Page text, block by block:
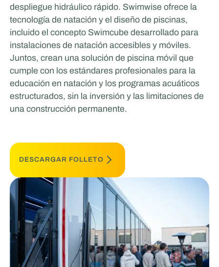
despliegue hidráulico rápido. Swimwise ofrece la
tecnología de natación y el diseño de piscinas,
incluido el concepto Swimcube desarrollado para
instalaciones de natación accesibles y móviles.
Juntos, crean una solución de piscina móvil que
cumple con los estándares profesionales para la
educación en natación y los programas acuáticos
estructurados, sin la inversión y las limitaciones de
una construcción permanente.
DESCARGAR FOLLETO